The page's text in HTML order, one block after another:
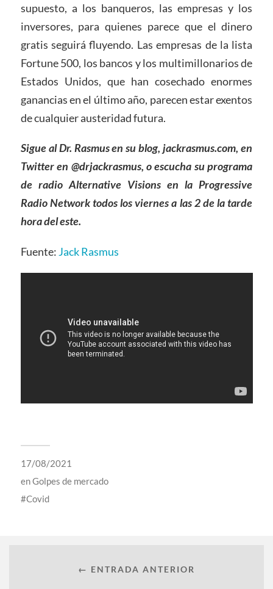
supuesto, a los banqueros, las empresas y los
inversores, para quienes parece que el dinero
gratis seguirá fluyendo. Las empresas de la lista
Fortune 500, los bancos y los multimillonarios de
Estados Unidos, que han cosechado enormes
ganancias en el último año, parecen estar exentos
de cualquier austeridad futura.
Sigue al Dr. Rasmus en su blog, jackrasmus.com, en
Twitter en @drjackrasmus, o escucha su programa
de radio Alternative Visions en la Progressive
Radio Network todos los viernes a las 2 de la tarde
hora del este.
Fuente: Jack Rasmus
17/08/2021
enGolpes de mercado
Covid
← ENTRADA ANTERIOR